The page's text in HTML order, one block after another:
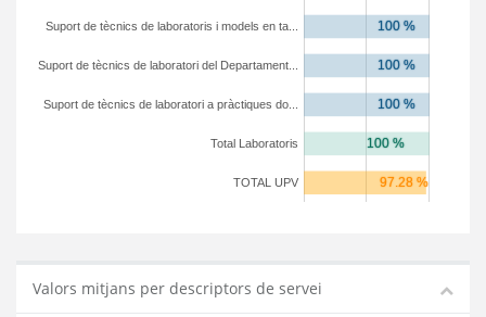
TOTAL UPV
Total Laboratoris
Suport de tècnics de laboratori a pràctiques do...
Suport de tècnics de laboratori del Departament...
Suport de tècnics de laboratoris i models en ta...
Valors mitjans per descriptors de servei